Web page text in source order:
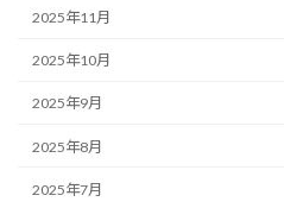
2025年11月
2025年10月
2025年9月
2025年8月
2025年7月